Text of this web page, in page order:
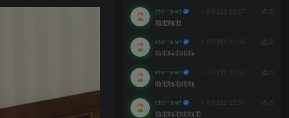
eternalwt 8月2日 22:57
0
啦啦啦啦
eternalwt 8月2日 22:55
0
啦啦啦啦啦啦
eternalwt 8月2日 22:54
0
啦啦啦啦啦啦
eternalwt 8月2日 22:51
0
啦啦啦啦啦啦啦